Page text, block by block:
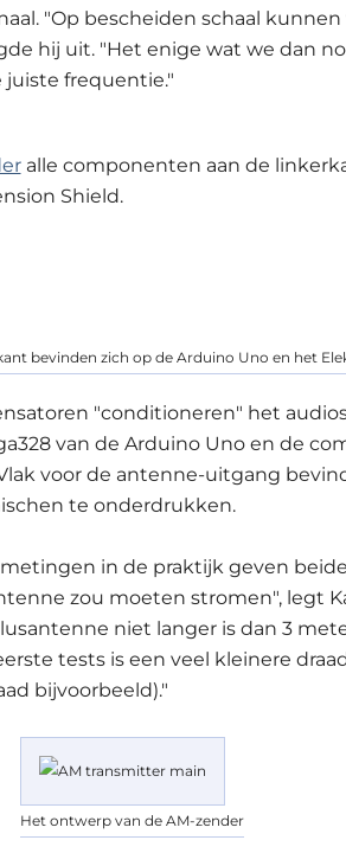
"Op bescheiden schaal
hij uit. "Het enige wat we dan
juiste frequentie."
alle componenten aan de
Shield.
bevinden zich op de Arduino Uno en het
"conditioneren" het
van de Arduino Uno en de
voor de antenne-uitgang
te onderdrukken.
in de praktijk geven
zou moeten stromen", legt
niet langer is dan 3
tests is een veel kleinere
bijvoorbeeld)."
Het ontwerp van de AM-zender